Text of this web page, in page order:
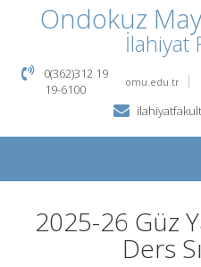
Ondokuz
İlahiyat
omu.edu.tr
0(362)312 19
19-6100
2025-26 Güz
Ders